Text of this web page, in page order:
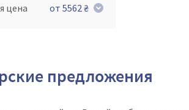
цена
от 5562 ₴
предложения